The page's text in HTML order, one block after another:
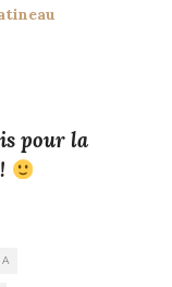
pour la